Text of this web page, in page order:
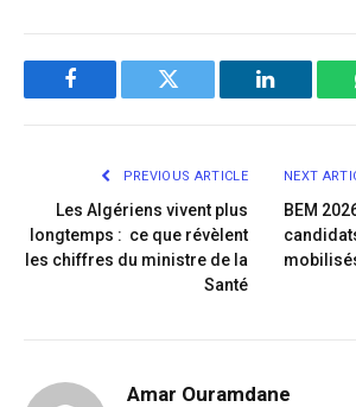
Facebook Twitter LinkedIn
PREVIOUS ARTICLE
Les Algériens vivent plus
longtemps : ce que révèlent
les chiffres du ministre de la
Santé
NEXT
BEM
Amar Ouramdane